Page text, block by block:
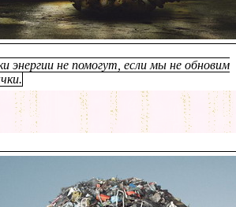
энергии не помогут, если мы не обновим